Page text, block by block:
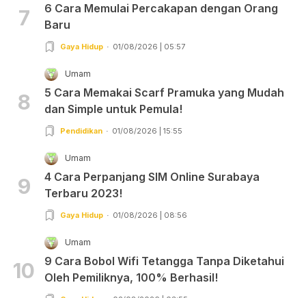
7
6 Cara Memulai Percakapan dengan Orang
Baru
Gaya Hidup 01/08/2026 | 05:57
8
Umam
5 Cara Memakai Scarf Pramuka yang Mudah
dan Simple untuk Pemula!
Pendidikan 01/08/2026 | 15:55
9
Umam
4 Cara Perpanjang SIM Online Surabaya
Terbaru 2023!
Gaya Hidup 01/08/2026 | 08:56
10
Umam
9 Cara Bobol Wifi Tetangga Tanpa Diketahui
Oleh Pemiliknya, 100% Berhasil!